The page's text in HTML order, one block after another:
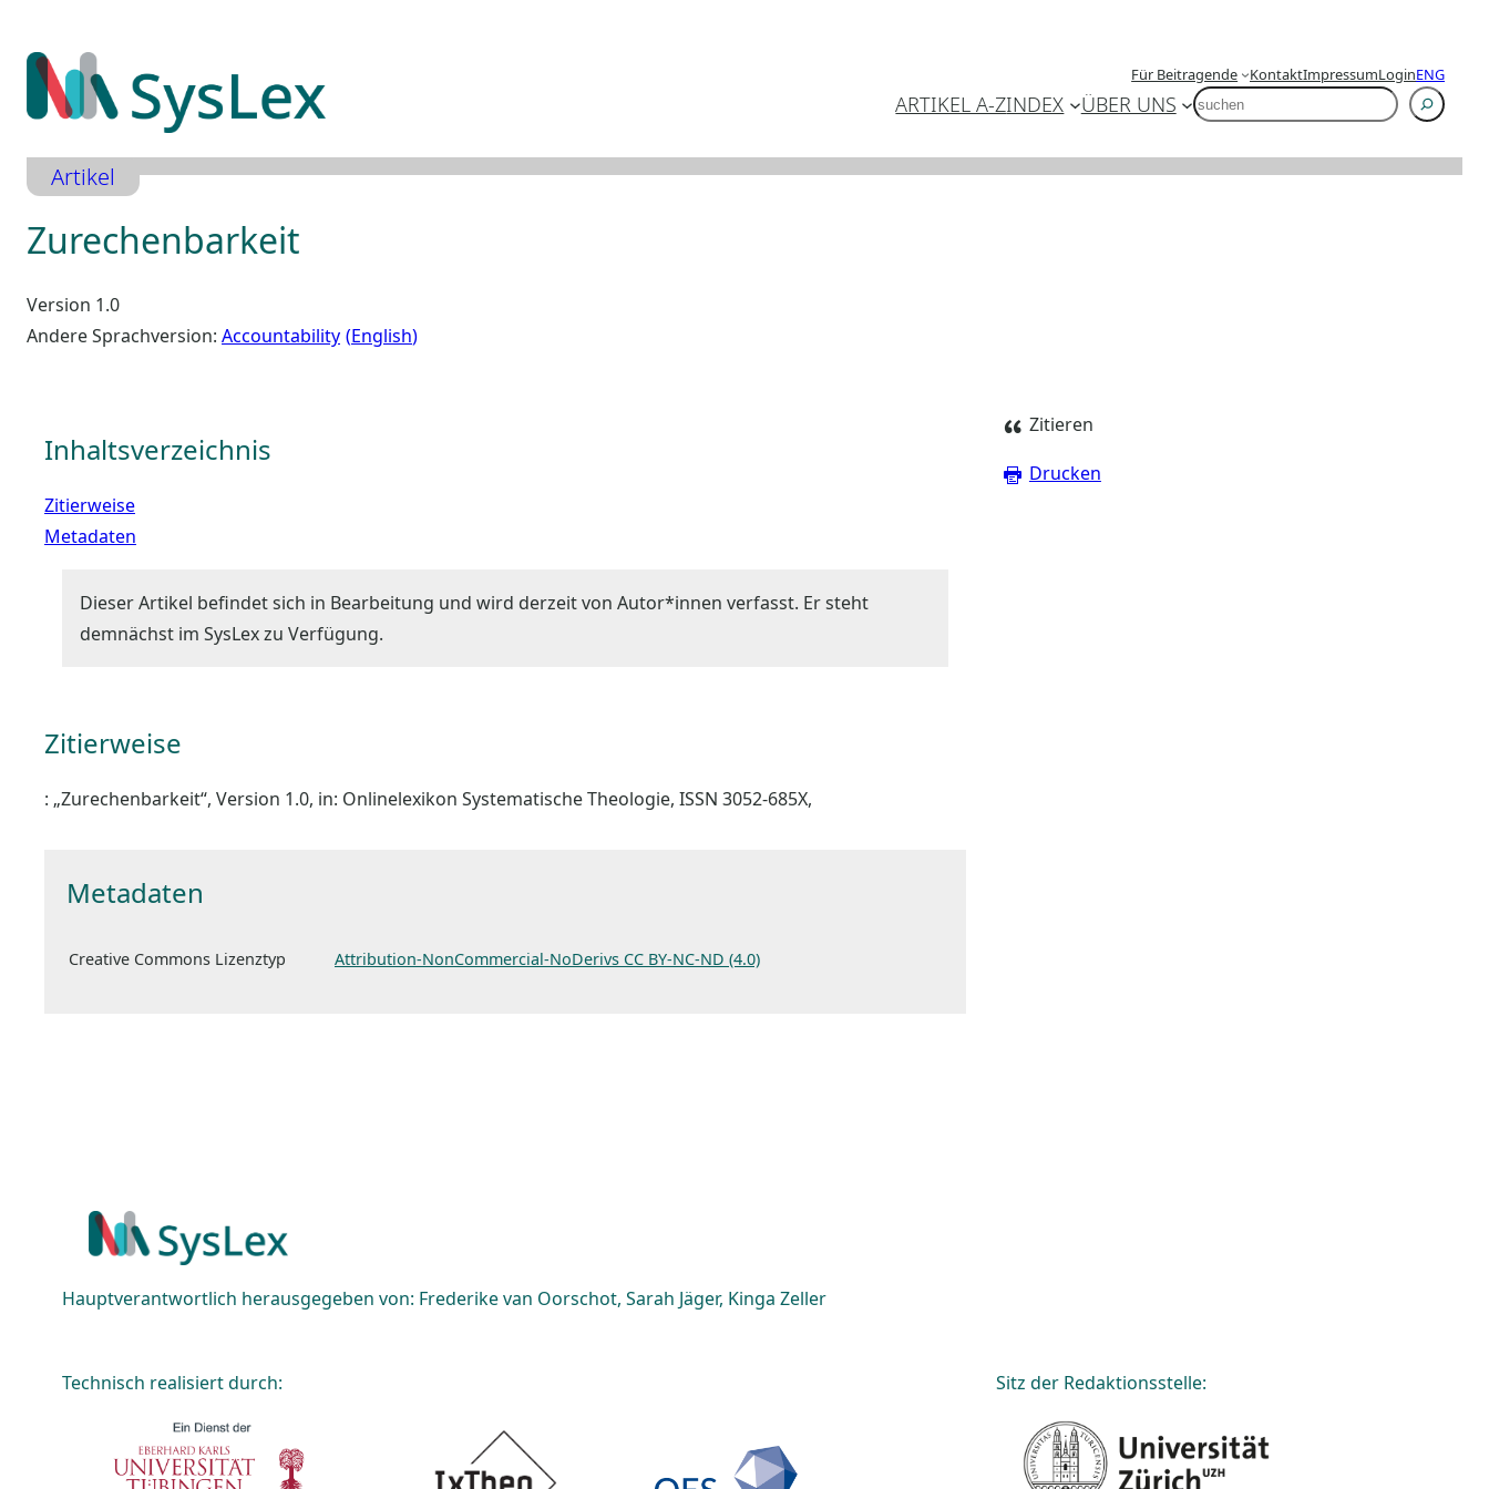
Inhalt
springen
Für Beitragende KontaktImpressumLoginENG
ARTIKEL A-ZINDEX ÜBER UNS SUCHEN
Artikel
Zurechenbarkeit
Version 1.0
Andere Sprachversion: Accountability English
Inhaltsverzeichnis
Zitierweise
Metadaten
Dieser Artikel befindet sich in Bearbeitung und wird derzeit von Autor*innen verfasst. Er steht
demnächst im SysLex zu Verfügung.
Zitierweise
: „Zurechenbarkeit“, Version 1.0, in: Onlinelexikon Systematische Theologie, ISSN 3052-685X,
Metadaten
Creative Commons Lizenztyp Attribution-NonCommercial-NoDerivs CC BY-NC-ND (4.0)
Zitieren
Drucken
Hauptverantwortlich herausgegeben von: Frederike van Oorschot, Sarah Jäger, Kinga Zeller
Technisch realisiert durch: Sitz der Redaktionsstelle: